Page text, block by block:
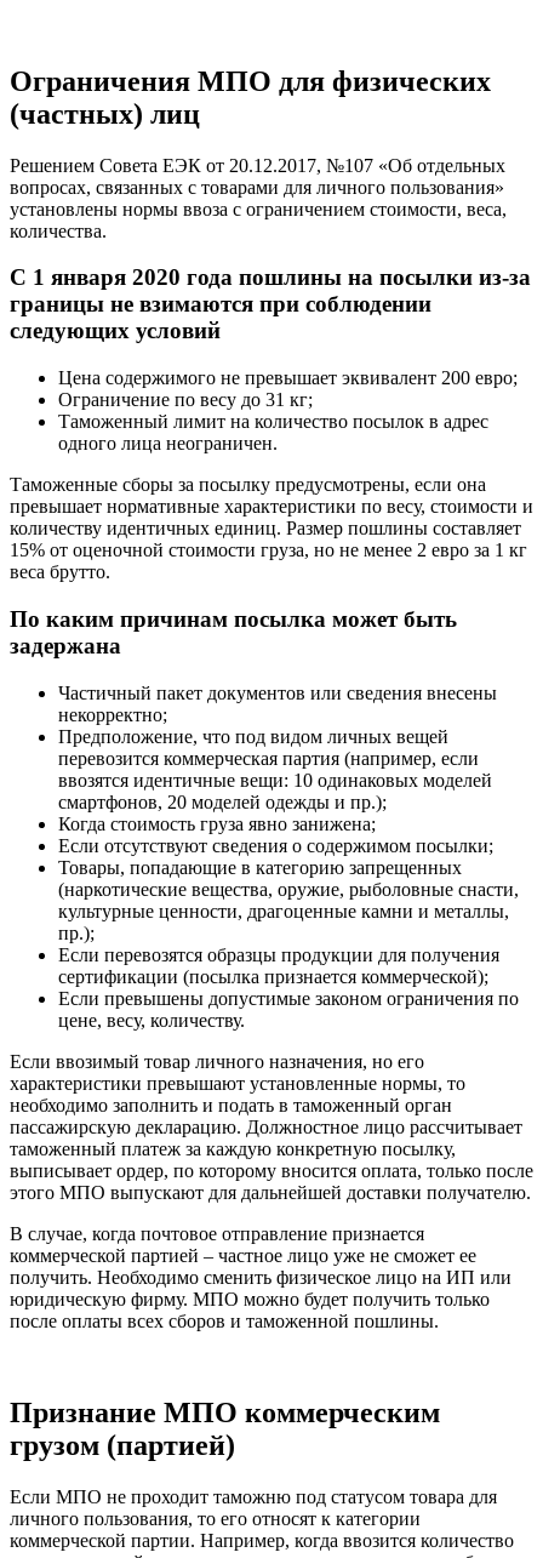
Ограничения МПО для физических
(частных) лиц
Решением Совета ЕЭК от 20.12.2017, №107 «Об отдельных
вопросах, связанных с товарами для личного пользования»
установлены нормы ввоза с ограничением стоимости, веса,
количества.
С 1 января 2020 года пошлины на посылки из-за
границы не взимаются при соблюдении
следующих условий
Цена содержимого не превышает эквивалент 200 евро;
Ограничение по весу до 31 кг;
Таможенный лимит на количество посылок в адрес
одного лица неограничен.
Таможенные сборы за посылку предусмотрены, если она
превышает нормативные характеристики по весу, стоимости и
количеству идентичных единиц. Размер пошлины составляет
15% от оценочной стоимости груза, но не менее 2 евро за 1 кг
веса брутто.
По каким причинам посылка может быть
задержана
Частичный пакет документов или сведения внесены
некорректно;
Предположение, что под видом личных вещей
перевозится коммерческая партия (например, если
ввозятся идентичные вещи: 10 одинаковых моделей
смартфонов, 20 моделей одежды и пр.);
Когда стоимость груза явно занижена;
Если отсутствуют сведения о содержимом посылки;
Товары, попадающие в категорию запрещенных
(наркотические вещества, оружие, рыболовные снасти,
культурные ценности, драгоценные камни и металлы,
пр.);
Если перевозятся образцы продукции для получения
сертификации (посылка признается коммерческой);
Если превышены допустимые законом ограничения по
цене, весу, количеству.
Если ввозимый товар личного назначения, но его
характеристики превышают установленные нормы, то
необходимо заполнить и подать в таможенный орган
пассажирскую декларацию. Должностное лицо рассчитывает
таможенный платеж за каждую конкретную посылку,
выписывает ордер, по которому вносится оплата, только после
этого МПО выпускают для дальнейшей доставки получателю.
В случае, когда почтовое отправление признается
коммерческой партией – частное лицо уже не сможет ее
получить. Необходимо сменить физическое лицо на ИП или
юридическую фирму. МПО можно будет получить только
после оплаты всех сборов и таможенной пошлины.
Признание МПО коммерческим
грузом (партией)
Если МПО не проходит таможню под статусом товара для
личного пользования, то его относят к категории
коммерческой партии. Например, когда ввозится количество